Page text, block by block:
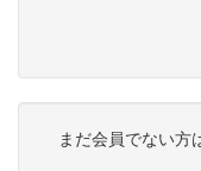
まだ会員でない方